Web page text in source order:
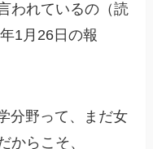
われているの（読
1月26日の報
分野って、まだ女
からこそ、